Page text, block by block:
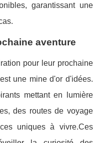
garantissant une
aventure
pour leur prochaine
une mine d'or d'idées.
mettant en lumière
des routes de voyage
uniques à vivre.Ces